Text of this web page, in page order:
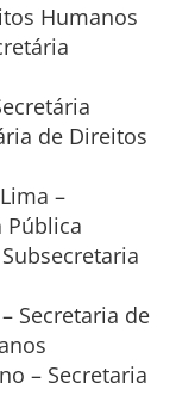
Humanos
de Direitos
–
Pública
Secretaria de
– Secretaria